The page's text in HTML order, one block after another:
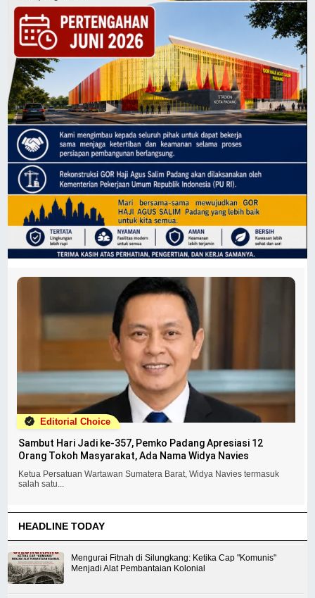
Editorial Choice
Sambut Hari Jadi ke-357, Pemko Padang Apresiasi 12
Orang Tokoh Masyarakat, Ada Nama Widya Navies
Ketua Persatuan Wartawan Sumatera Barat, Widya Navies termasuk
salah satu...
HEADLINE TODAY
Mengurai Fitnah di Silungkang: Ketika Cap "Komunis"
Menjadi Alat Pembantaian Kolonial